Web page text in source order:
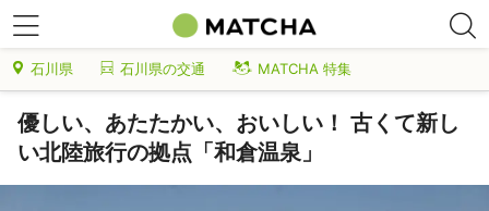
石川県 石川県の交通 MATCHA 特集
優しい、あたたかい、おいしい！ 古くて新し
い北陸旅行の拠点「和倉温泉」